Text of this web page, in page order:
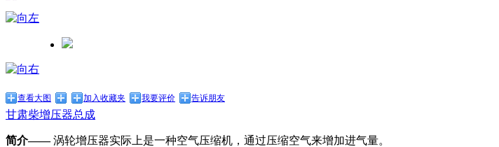
查看大图 加入收藏夹 我要评价 告诉朋友
甘肃柴增压器总成
简介——涡轮增压器实际上是一种空气压缩机，通过压缩空气来增加进气量。